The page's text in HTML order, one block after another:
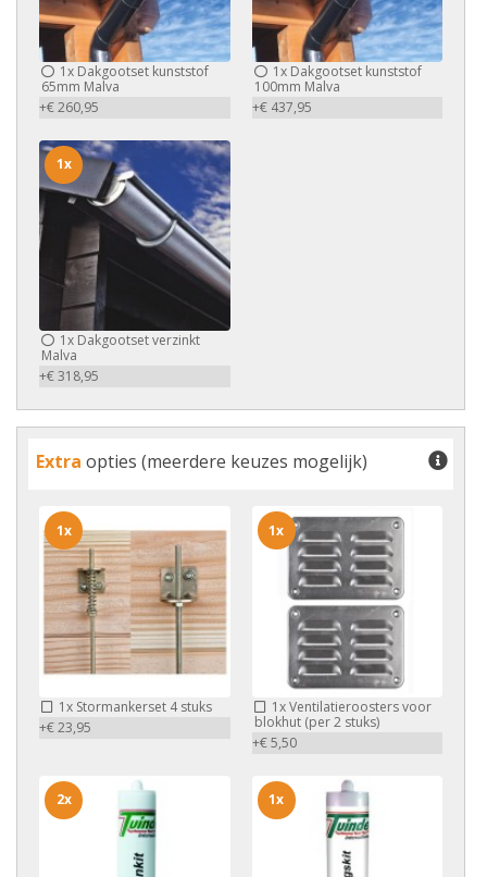
1x Dakgootset kunststof
65mm Malva
+€ 260,95
1xDakgootset kunststof
100mm Malva
+€ 437,95
1x Dakgootset verzinkt
Malva
+€ 318,95
1x
Extra opties (meerdere keuzes mogelijk)
1x Stormankerset 4 stuks
+€ 23,95
1x
1xVentilatieroosters voor
blokhut (per 2 stuks)
+€ 5,50
1x
2x 1x